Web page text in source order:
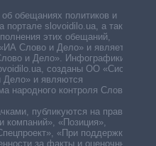
обещаниях политиков и
slovoidilo.ua, а также
этих обещаний,
Слово и Дело» и является
и Дело». Инфографики,
созданы ОО «Система
Дело» и являются
народного контроля Слово и
публикуются на правах
«Позиция»,
«При поддержке».
за факты и оценочные